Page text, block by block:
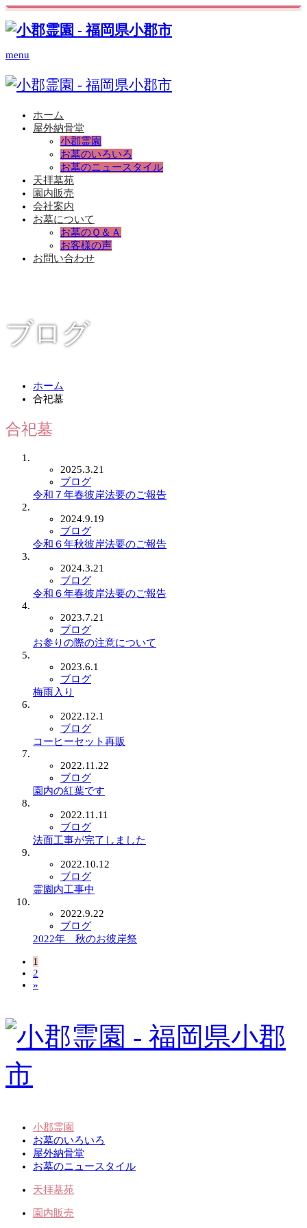
menu
ホーム
屋外納骨堂
小郡霊園
お墓のいろいろ
お墓のニュースタイル
天拝墓苑
園内販売
会社案内
お墓について
お墓のＱ＆Ａ
お客様の声
お問い合わせ
ブログ
ホーム
合祀墓
合祀墓
2025.3.21
ブログ
令和７年春彼岸法要のご報告
2024.9.19
ブログ
令和６年秋彼岸法要のご報告
2024.3.21
ブログ
令和６年春彼岸法要のご報告
2023.7.21
ブログ
お参りの際の注意について
2023.6.1
ブログ
梅雨入り
2022.12.1
ブログ
コーヒーセット再販
2022.11.22
ブログ
園内の紅葉です
2022.11.11
ブログ
法面工事が完了しました
2022.10.12
ブログ
霊園内工事中
2022.9.22
ブログ
2022年 秋のお彼岸祭
1
2
»
小郡霊園
お墓のいろいろ
屋外納骨堂
お墓のニュースタイル
天拝墓苑
園内販売